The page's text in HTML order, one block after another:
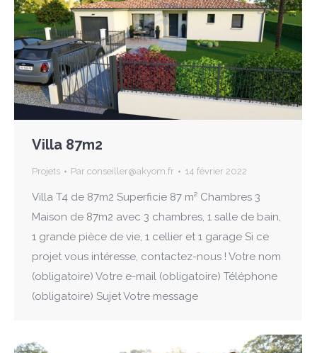
Villa 87m2
Projets Par conseiller@akyom.fr 14 février 2022
Villa T4 de 87m2 Superficie 87 m² Chambres 3
Maison de 87m2 avec 3 chambres, 1 salle de bain,
1 grande pièce de vie, 1 cellier et 1 garage Si ce
projet vous intéresse, contactez-nous ! Votre nom
(obligatoire) Votre e-mail (obligatoire) Téléphone
(obligatoire) Sujet Votre message